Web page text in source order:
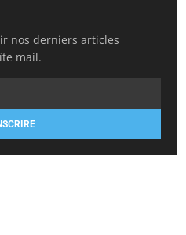
nos derniers articles
mail.